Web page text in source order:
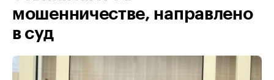
мошенничестве, направлено
в суд